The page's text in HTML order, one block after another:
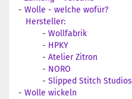
- Wolle - welche wofür?
Hersteller:
- Wollfabrik
- HPKY
- Atelier Zitron
- NORO
- Slipped Stitch Studios
- Wolle wickeln